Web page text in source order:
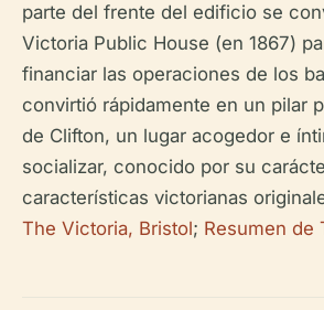
parte del frente del edificio se
Victoria Public House (en 1867)
financiar las operaciones de los
convirtió rápidamente en un pilar
de Clifton, un lugar acogedor e
socializar, conocido por su
características victorianas
The Victoria, Bristol; Resumen de